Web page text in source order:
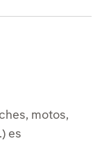
motos,
es